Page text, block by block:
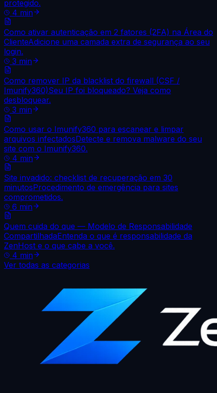
protegido.
4 min
Como ativar autenticação em 2 fatores (2FA) na Área do
ClienteAdicione uma camada extra de segurança ao seu
login.
3 min
Como remover IP da blacklist do firewall (CSF /
Imunify360)Seu IP foi bloqueado? Veja como
desbloquear.
3 min
Como usar o Imunify360 para escanear e limpar
arquivos infectadosDetecte e remova malware do seu
site com o Imunify360.
4 min
Site invadido: checklist de recuperação em 30
minutosProcedimento de emergência para sites
comprometidos.
6 min
Quem cuida do que — Modelo de Responsabilidade
CompartilhadaEntenda o que é responsabilidade da
ZenHost e o que cabe a você.
4 min
Ver todas as categorias